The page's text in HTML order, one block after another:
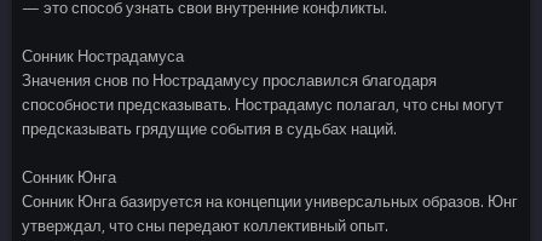
— это способ узнать свои внутренние конфликты.
Сонник Нострадамуса
Значения снов по Нострадамусу прославился благодаря
способности предсказывать. Нострадамус полагал, что сны могут
предсказывать грядущие события в судьбах наций.
Сонник Юнга
Сонник Юнга базируется на концепции универсальных образов. Юнг
утверждал, что сны передают коллективный опыт.